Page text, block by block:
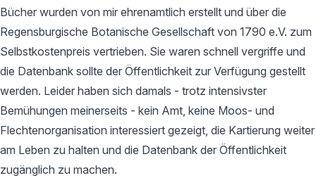
Bücher wurden von mir ehrenamtlich erstellt und über die
Regensburgische Botanische Gesellschaft von 1790 e.V. zum
Selbstkostenpreis vertrieben. Sie waren schnell vergriffe und
die Datenbank sollte der Öffentlichkeit zur Verfügung gestellt
werden. Leider haben sich damals - trotz intensivster
Bemühungen meinerseits - kein Amt, keine Moos- und
Flechtenorganisation interessiert gezeigt, die Kartierung weiter
am Leben zu halten und die Datenbank der Öffentlichkeit
zugänglich zu machen.